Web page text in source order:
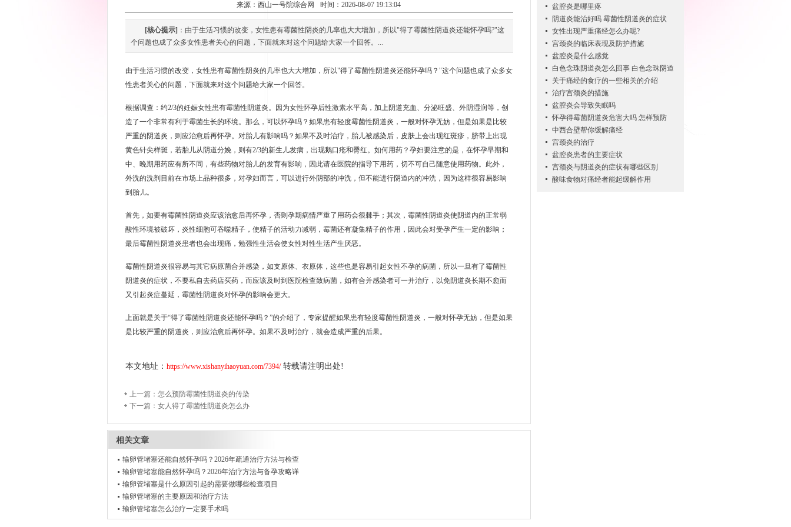
来源：西山一号院综合网 时间：2026-08-07 19:13:04
[核心提示] ：由于生活习惯的改变，女性患有霉菌性阴炎的几率也大大增加，所以"得了霉菌性阴道炎还能怀孕吗?"这
个问题也成了众多女性患者关心的问题，下面就来对这个问题给大家一个回答。...
由于生活习惯的改变，女性患有霉菌性阴炎的几率也大大增加，所以"得了霉菌性阴道炎还能怀孕吗？"这个问题也成了众多女
性患者关心的问题，下面就来对这个问题给大家一个回答。
根据调查：约2/3的妊娠女性患有霉菌性阴道炎。因为女性怀孕后性激素水平高，加上阴道充血、分泌旺盛、外阴湿润等，创
造了一个非常有利于霉菌生长的环境。那么，可以怀孕吗？如果患有轻度霉菌性阴道炎，一般对怀孕无妨，但是如果是比较
严重的阴道炎，则应治愈后再怀孕。对胎儿有影响吗？如果不及时治疗，胎儿被感染后，皮肤上会出现红斑疹，脐带上出现
黄色针尖样斑，若胎儿从阴道分娩，则有2/3的新生儿发病，出现鹅口疮和臀红。如何用药？孕妇要注意的是，在怀孕早期和
中、晚期用药应有所不同，有些药物对胎儿的发育有影响，因此请在医院的指导下用药，切不可自己随意使用药物。此外，
外洗的洗剂目前在市场上品种很多，对孕妇而言，可以进行外阴部的冲洗，但不能进行阴道内的冲洗，因为这样很容易影响
到胎儿。
首先，如要有霉菌性阴道炎应该治愈后再怀孕，否则孕期病情严重了用药会很棘手；其次，霉菌性阴道炎使阴道内的正常弱
酸性环境被破坏，炎性细胞可吞噬精子，使精子的活动力减弱，霉菌还有凝集精子的作用，因此会对受孕产生一定的影响；
最后霉菌性阴道炎患者也会出现痛，勉强性生活会使女性对性生活产生厌恶。
霉菌性阴道炎很容易与其它病原菌合并感染，如支原体、衣原体，这些也是容易引起女性不孕的病菌，所以一旦有了霉菌性
阴道炎的症状，不要私自去药店买药，而应该及时到医院检查致病菌，如有合并感染者可一并治疗，以免阴道炎长期不愈而
又引起炎症蔓延，霉菌性阴道炎对怀孕的影响会更大。
上面就是关于“得了霉菌性阴道炎还能怀孕吗？”的介绍了，专家提醒如果患有轻度霉菌性阴道炎，一般对怀孕无妨，但是如果
是比较严重的阴道炎，则应治愈后再怀孕。如果不及时治疗，就会造成严重的后果。
本文地址： https://www.xishanyihaoyuan.com/7394/转载请注明出处!
上一篇： 怎么预防霉菌性阴道炎的传染
下一篇： 女人得了霉菌性阴道炎怎么办
相关文章
输卵管堵塞还能自然怀孕吗？2026年疏通治疗方法与检查
输卵管堵塞能自然怀孕吗？2026年治疗方法与备孕攻略详
输卵管堵塞是什么原因引起的需要做哪些检查项目
输卵管堵塞的主要原因和治疗方法
输卵管堵塞怎么治疗一定要手术吗
盆腔炎是哪里疼
阴道炎能治好吗 霉菌性阴道炎的症状
女性出现严重痛经怎么办呢?
宫颈炎的临床表现及防护措施
盆腔炎是什么感觉
白色念珠阴道炎怎么回事 白色念珠阴道
关于痛经的食疗的一些相关的介绍
治疗宫颈炎的措施
盆腔炎会导致失眠吗
怀孕得霉菌阴道炎危害大吗 怎样预防
中西合壁帮你缓解痛经
宫颈炎的治疗
盆腔炎患者的主要症状
宫颈炎与阴道炎的症状有哪些区别
酸味食物对痛经者能起缓解作用